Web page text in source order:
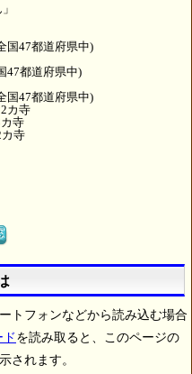
国47都道府県中)
47都道府県中)
国47都道府県中)
カ寺
寺
カ寺
トフォンなどから読み込む場合
ド を読み取ると、このページの
されます。